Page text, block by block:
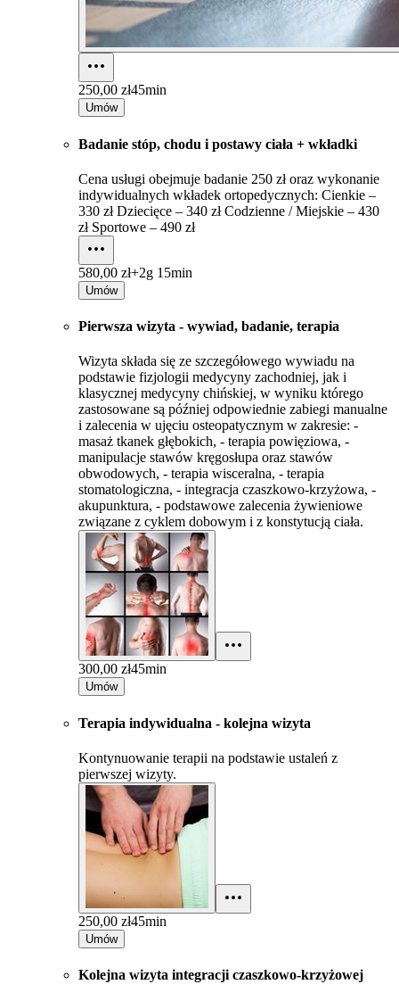
250,00 zł45min
Umów
Badanie stóp, chodu i postawy ciała + wkładki
Cena usługi obejmuje badanie 250 zł oraz wykonanie
indywidualnych wkładek ortopedycznych: Cienkie –
330 zł Dziecięce – 340 zł Codzienne / Miejskie – 430
zł Sportowe – 490 zł
580,00 zł+2g 15min
Umów
Pierwsza wizyta - wywiad, badanie, terapia
Wizyta składa się ze szczegółowego wywiadu na
podstawie fizjologii medycyny zachodniej, jak i
klasycznej medycyny chińskiej, w wyniku którego
zastosowane są później odpowiednie zabiegi manualne
i zalecenia w ujęciu osteopatycznym w zakresie: -
masaż tkanek głębokich, - terapia powięziowa, -
manipulacje stawów kręgosłupa oraz stawów
obwodowych, - terapia wisceralna, - terapia
stomatologiczna, - integracja czaszkowo-krzyżowa, -
akupunktura, - podstawowe zalecenia żywieniowe
związane z cyklem dobowym i z konstytucją ciała.
300,00 zł45min
Umów
Terapia indywidualna - kolejna wizyta
Kontynuowanie terapii na podstawie ustaleń z
pierwszej wizyty.
250,00 zł45min
Umów
Kolejna wizyta integracji czaszkowo-krzyżowej